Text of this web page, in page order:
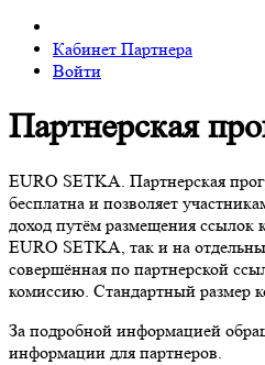
Кабинет Партнера
Войти
Партнерская
EURO SETKA. Партнерская
бесплатна и позволяет
доход путём размещения ссылок
EURO SETKA, так и на
совершённая по партнерской
комиссию. Стандартный размер
За подробной информацией
информации для партнеров.